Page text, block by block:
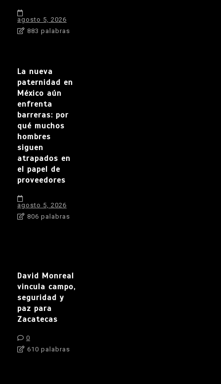
agosto 5, 2026
883 palabras
La nueva
paternidad en
México aún
enfrenta
barreras: por
qué muchos
hombres
siguen
atrapados en
el papel de
proveedores
agosto 5, 2026
806 palabras
David Monreal
vincula campo,
seguridad y
paz para
Zacatecas
0
610 palabras